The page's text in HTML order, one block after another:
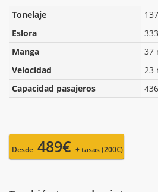
Tonelaje
Eslora
Manga
37
Velocidad
23
Capacidad pasajeros
Desde 489€ + tasas (200€)